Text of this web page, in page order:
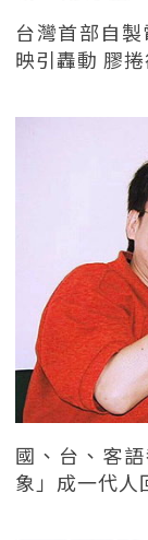
台灣首部自
映引轟動 膠
國、台、客
象」成一代人